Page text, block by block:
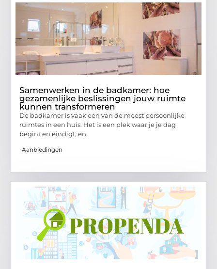
Samenwerken in de badkamer: hoe
gezamenlijke beslissingen jouw ruimte
kunnen transformeren
De badkamer is vaak een van de meest persoonlijke
ruimtes in een huis. Het is een plek waar je je dag
begint en eindigt, en
Aanbiedingen